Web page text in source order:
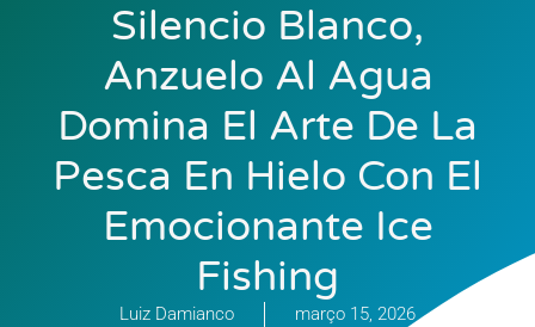
Silencio Blanco,
Anzuelo Al Agua
Domina El Arte De La
Pesca En Hielo Con El
Emocionante Ice
Fishing
Luiz Damianco março 15, 2026